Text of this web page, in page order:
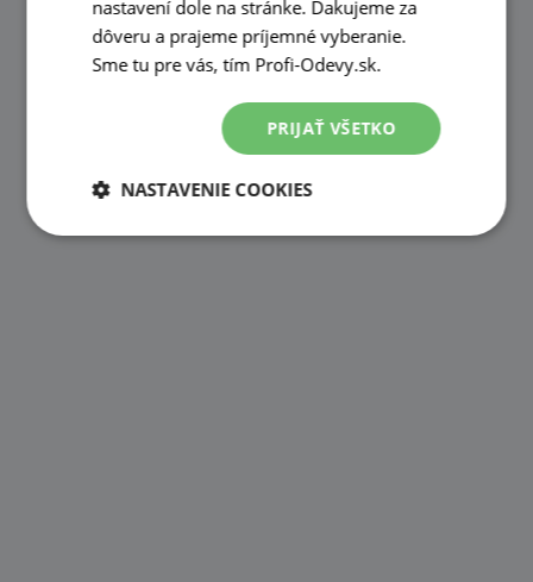
nastavení dole na stránke. Ďakujeme za
dôveru a prajeme príjemné vyberanie.
Sme tu pre vás, tím Profi-Odevy.sk.
PRIJAŤ VŠETKO
NASTAVENIE COOKIES